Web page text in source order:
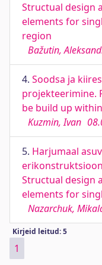
Structual design
elements for
region
Bažutin,
4. Soodsa ja
projekteerimine.
be build up
Kuzmin, Ivan
5. Harjumaal
Structual design
elements for
Nazarchuk,
Kirjeid leitud: 5
1